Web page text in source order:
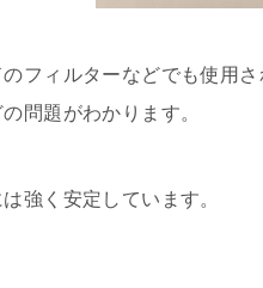
フィルターなどでも使用
問題がわかります。
強く安定しています。